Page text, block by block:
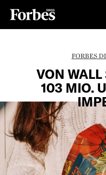
FORBES
VON WALL
103 MIO.